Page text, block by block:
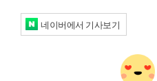
네이버에서 기사보기